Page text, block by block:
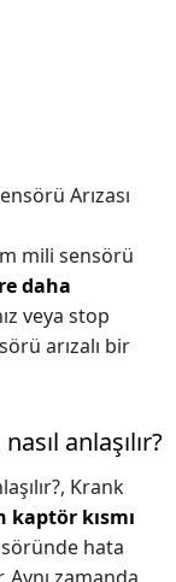
Arızası
mili sensörü
daha
veya stop
arızalı bir
anlaşılır?
Krank
kaptör kısmı
hata